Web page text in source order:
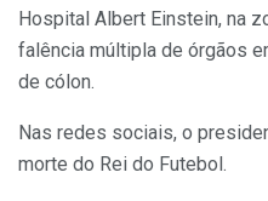
Hospital Albert Einstein, na
falência múltipla de órgãos
de cólon.
Nas redes sociais, o
morte do Rei do Futebol.